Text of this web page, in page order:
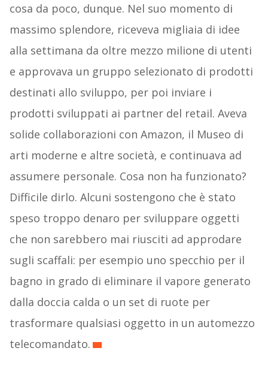
cosa da poco, dunque. Nel suo momento di
massimo splendore, riceveva migliaia di idee
alla settimana da oltre mezzo milione di utenti
e approvava un gruppo selezionato di prodotti
destinati allo sviluppo, per poi inviare i
prodotti sviluppati ai partner del retail. Aveva
solide collaborazioni con Amazon, il Museo di
arti moderne e altre società, e continuava ad
assumere personale. Cosa non ha funzionato?
Difficile dirlo. Alcuni sostengono che è stato
speso troppo denaro per sviluppare oggetti
che non sarebbero mai riusciti ad approdare
sugli scaffali: per esempio uno specchio per il
bagno in grado di eliminare il vapore generato
dalla doccia calda o un set di ruote per
trasformare qualsiasi oggetto in un automezzo
telecomandato.